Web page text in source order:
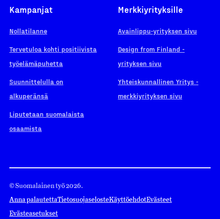
Kampanjat
Nollatilanne
Tervetuloa kohti positiivista
työelämäpuhetta
Suunnittelulla on
alkuperänsä
Liputetaan suomalaista
osaamista
Merkkiyrityksille
Avainlippu-yrityksen sivu
Design from Finland -
yrityksen sivu
Yhteiskunnallinen Yritys -
merkkiyrityksen sivu
© Suomalainen työ 2026.
Anna palautettaTietosuojaselosteKäyttöehdotEvästeet
Evästeasetukset